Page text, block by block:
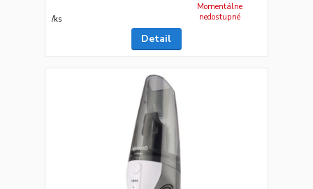
/ks
Momentálne
nedostupné
Detail